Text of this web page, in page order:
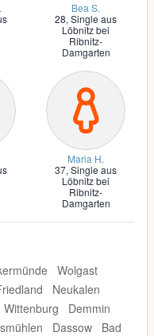
Bea S.
28, Single aus
Löbnitz bei
Ribnitz-
Damgarten
Maria H.
37, Single aus
Löbnitz bei
Ribnitz-
Damgarten
Wolgast
Neukalen
Wittenburg
Demmin
Dassow
Bad